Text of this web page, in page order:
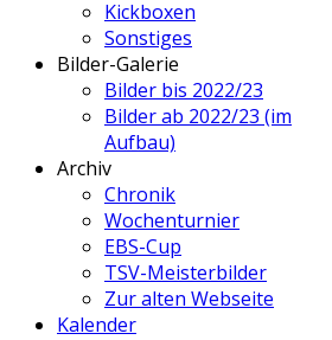
Kickboxen
Sonstiges
Bilder-Galerie
Bilder bis 2022/23
Bilder ab 2022/23 (im
Aufbau)
Archiv
Chronik
Wochenturnier
EBS-Cup
TSV-Meisterbilder
Zur alten Webseite
Kalender